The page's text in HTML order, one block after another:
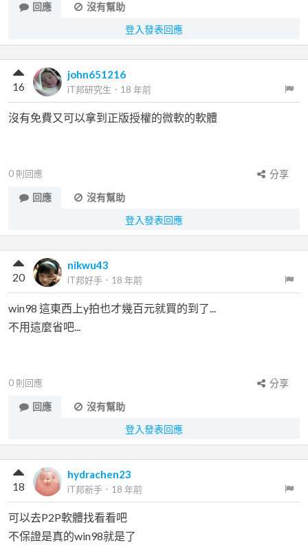
回應
沒有幫助
登入發表回應
john651216
iT邦研究生 ． 18 年前
16
沒有免費又可以拿到正版授權的微軟的軟體
0 則回應
分享
回應
沒有幫助
登入發表回應
nikwu43
iT邦好手 ． 18 年前
20
win98 這東西上y拍也才幾百元就買的到了...
不用這麼省吧...
0 則回應
分享
回應
沒有幫助
登入發表回應
hydrachen23
iT邦新手 ． 18 年前
18
可以去P2P軟體找看看吧
不保證是真的win98就是了